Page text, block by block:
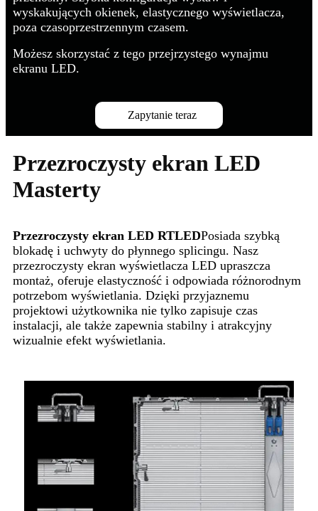
wyskakujących okienek, elastycznego wyświetlacza,
poza czasoprzestrzennym czasem.
Możesz skorzystać z tego przejrzystego wynajmu
ekranu LED.
Zapytanie teraz
Przezroczysty ekran LED
Masterty
Przezroczysty ekran LED RTLEDPosiada szybką
blokadę i uchwyty do płynnego splicingu. Nasz
przezroczysty ekran wyświetlacza LED upraszcza
montaż, oferuje elastyczność i odpowiada różnorodnym
potrzebom wyświetlania. Dzięki przyjaznemu
projektowi użytkownika nie tylko zapisuje czas
instalacji, ale także zapewnia stabilny i atrakcyjny
wizualnie efekt wyświetlania.